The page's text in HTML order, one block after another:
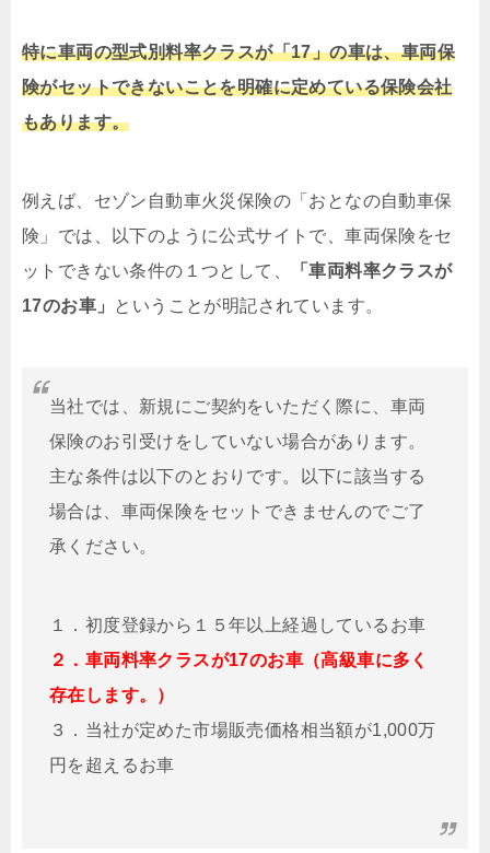
特に車両の型式別料率クラスが「17」の車は、車両保
険がセットできないことを明確に定めている保険会社
もあります。
例えば、セゾン自動車火災保険の「おとなの自動車保
険」では、以下のように公式サイトで、車両保険をセ
ットできない条件の１つとして、
「車両料率クラスが
17のお車」 ということが明記されています。
当社では、新規にご契約をいただく際に、車両
保険のお引受けをしていない場合があります。
主な条件は以下のとおりです。以下に該当する
場合は、車両保険をセットできませんのでご了
承ください。
１．初度登録から１５年以上経過しているお車
２．車両料率クラスが17のお車（高級車に多く
存在します。）
３．当社が定めた市場販売価格相当額が1,000万
円を超えるお車